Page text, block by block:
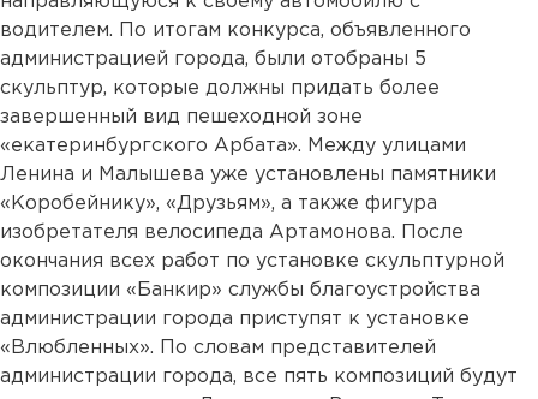
водителем. По итогам конкурса, объявленного
администрацией города, были отобраны 5
скульптур, которые должны придать более
завершенный вид пешеходной зоне
«екатеринбургского Арбата». Между улицами
Ленина и Малышева уже установлены памятники
«Коробейнику», «Друзьям», а также фигура
изобретателя велосипеда Артамонова. После
окончания всех работ по установке скульптурной
композиции «Банкир» службы благоустройства
администрации города приступят к установке
«Влюбленных». По словам представителей
администрации города, все пять композиций будут